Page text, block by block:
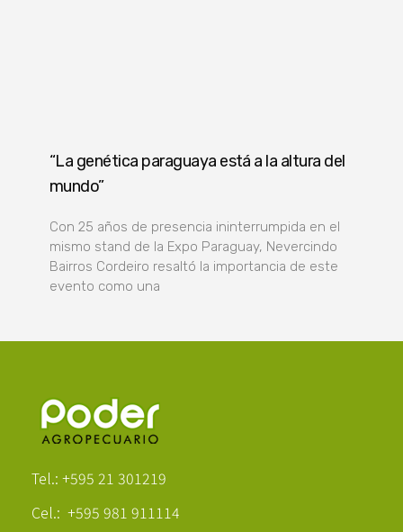
“La genética paraguaya está a la altura del
mundo”
Con 25 años de presencia ininterrumpida en el
mismo stand de la Expo Paraguay, Nevercindo
Bairros Cordeiro resaltó la importancia de este
evento como una
Tel.: +595 21 301219
Cel.: +595 981 911114